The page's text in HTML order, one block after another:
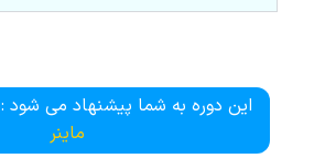
این دوره به شما پیشنهاد می شود :
ماینر